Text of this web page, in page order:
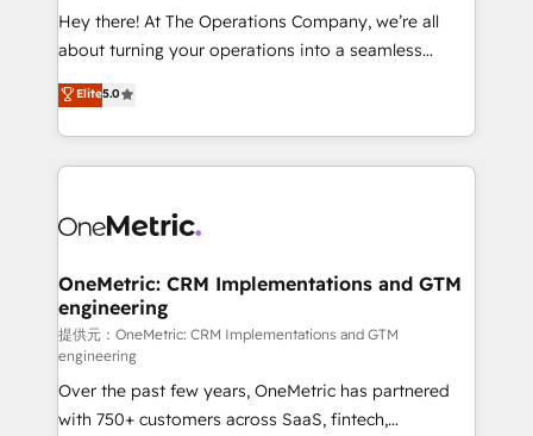
turn innovation into real impact. 🌍 Highlights •
HubSpot Partner since 2012 • 2022 EMEA Impact
projects • Clients in 30+ industries • Proprietary
technology for integrations • Multilingual team:
Hey there! At The Operations Company, we’re all
about turning your operations into a seamless
experience that powers real results. We specialize in
transforming complex systems into efficient,
scalable solutions that work across your entire
organization. We’re a unique blend of deep HubSpot
operational know-how. We know that no two
solutions. Instead, we dive in to understand your
needs, goals, and challenges to deliver solutions that
fit like a glove. We’re committed to being both
highly effective and fun to work with. We believe in
efficient processes, as well as building great
relationships. Your success is our success, and we’re
Elite5.0
OneMetric: CRM Implementations and GTM
engineering
提供元：OneMetric: CRM Implementations and GTM
engineering
Over the past few years, OneMetric has partnered
with 750+ customers across SaaS, fintech,